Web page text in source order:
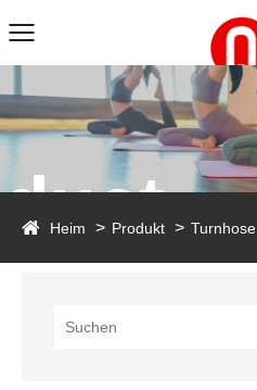
Heim Produkt Turnhose